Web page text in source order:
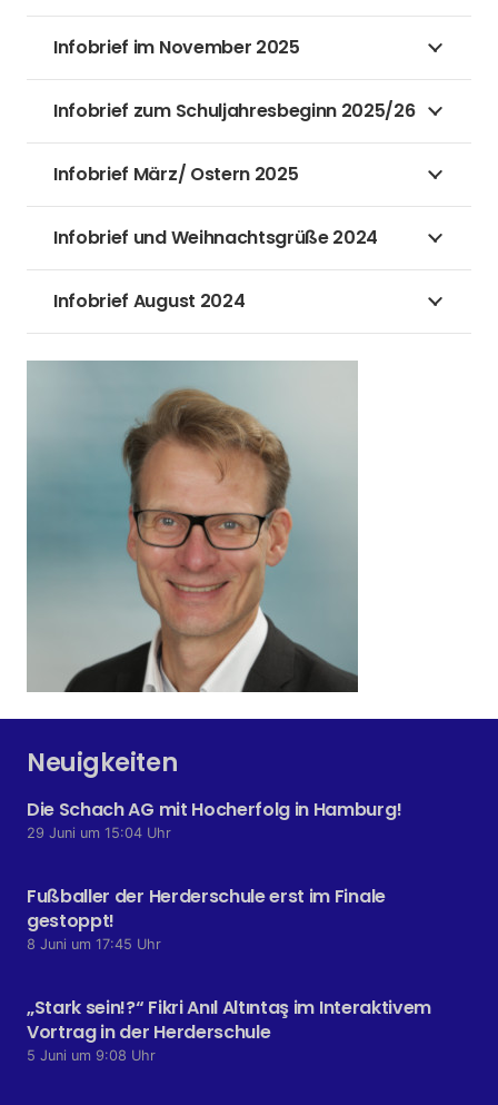
Infobrief im November 2025
Infobrief zum Schuljahresbeginn 2025/26
Infobrief März/ Ostern 2025
Infobrief und Weihnachtsgrüße 2024
Infobrief August 2024
Neuigkeiten
Die Schach AG mit Hocherfolg in Hamburg!
29 Juni um 15:04 Uhr
Fußballer der Herderschule erst im Finale
gestoppt!
8 Juni um 17:45 Uhr
„Stark sein!?“ Fikri Anıl Altıntaş im Interaktivem
Vortrag in der Herderschule
5 Juni um 9:08 Uhr